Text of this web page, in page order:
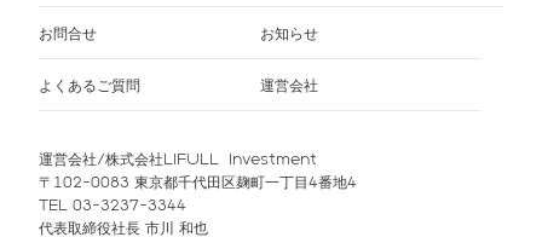
お問合せ お知らせ
よくあるご質問 運営会社
運営会社/株式会社LIFULL Investment
〒102-0083 東京都千代田区麹町一丁目4番地4
TEL 03-3237-3344
代表取締役社長 市川 和也